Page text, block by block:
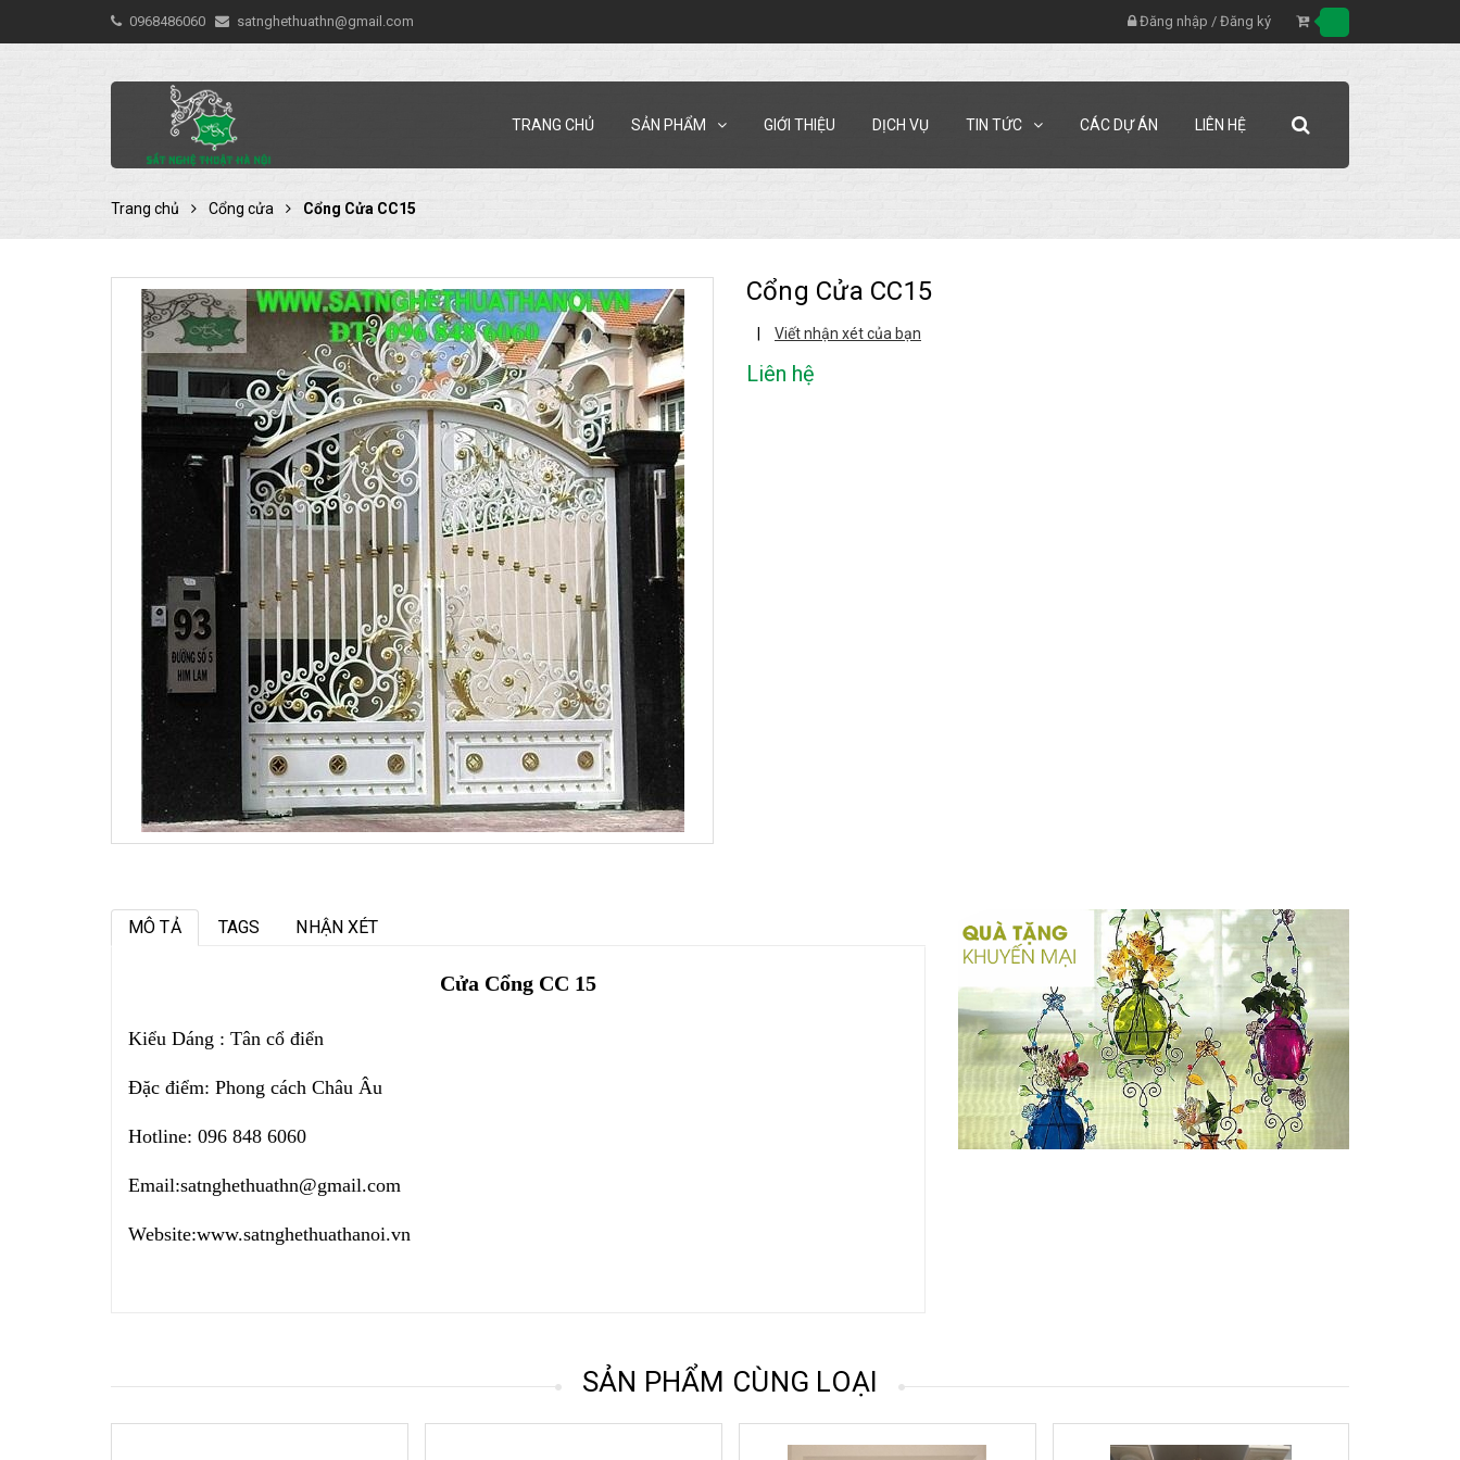
0968486060 satnghethuathn@gmail.com Đăng nhập / Đăng ký
TRANG CHỦ SẢN PHẨM GIỚI THIỆU DỊCH VỤ TIN TỨC CÁC DỰ ÁN LIÊN HỆ
Trang chủ Cổng cửa Cổng Cửa CC15
Cổng Cửa CC15
Viết nhận xét của bạn
Liên hệ
MÔ TẢ TAGS NHẬN XÉT
Cửa Cổng CC 15
Kiểu Dáng : Tân cổ điển
Đặc điểm: Phong cách Châu Âu
Hotline: 096 848 6060
Email:satnghethuathn@gmail.com
Website:www.satnghethuathanoi.vn
SẢN PHẨM CÙNG LOẠI